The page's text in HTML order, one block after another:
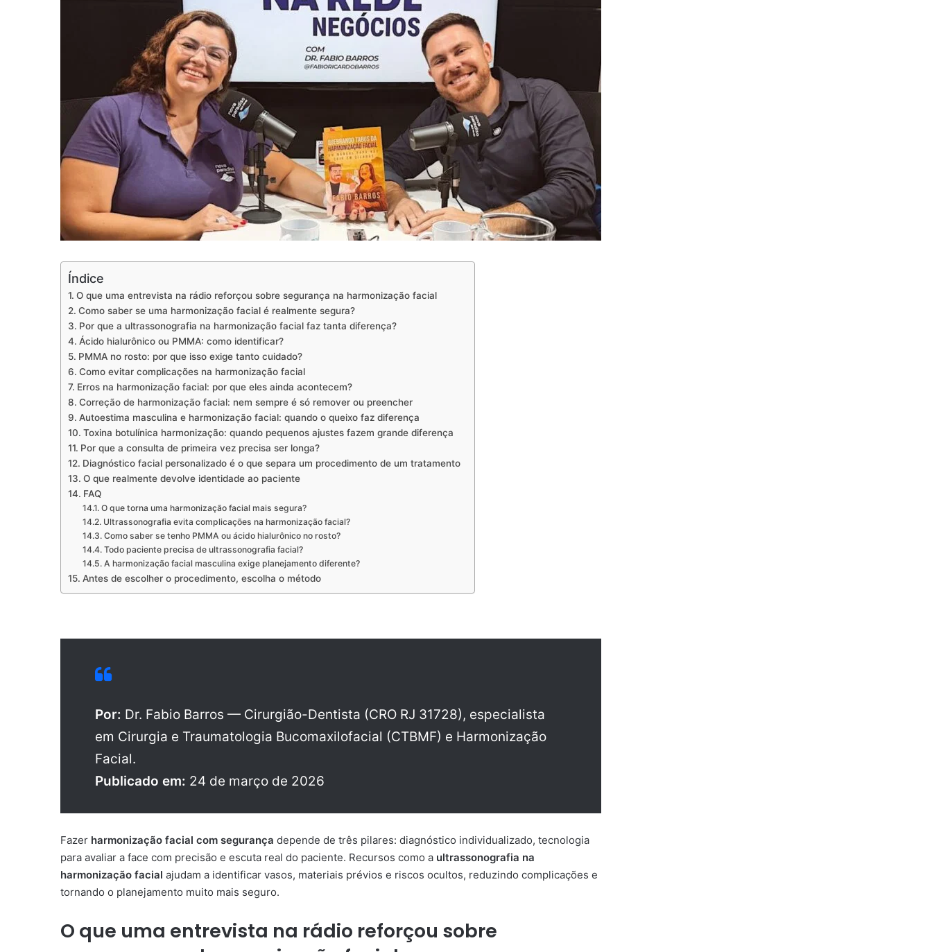
Índice
O que uma entrevista na rádio reforçou sobre segurança na harmonização facial
Como saber se uma harmonização facial é realmente segura?
Por que a ultrassonografia na harmonização facial faz tanta diferença?
Ácido hialurônico ou PMMA: como identificar?
PMMA no rosto: por que isso exige tanto cuidado?
Como evitar complicações na harmonização facial
Erros na harmonização facial: por que eles ainda acontecem?
Correção de harmonização facial: nem sempre é só remover ou preencher
Autoestima masculina e harmonização facial: quando o queixo faz diferença
Toxina botulínica harmonização: quando pequenos ajustes fazem grande diferença
Por que a consulta de primeira vez precisa ser longa?
Diagnóstico facial personalizado é o que separa um procedimento de um tratamento
O que realmente devolve identidade ao paciente
FAQ
O que torna uma harmonização facial mais segura?
Ultrassonografia evita complicações na harmonização facial?
Como saber se tenho PMMA ou ácido hialurônico no rosto?
Todo paciente precisa de ultrassonografia facial?
A harmonização facial masculina exige planejamento diferente?
Antes de escolher o procedimento, escolha o método
Por: Dr. Fabio Barros — Cirurgião-Dentista (CRO RJ 31728), especialista
em Cirurgia e Traumatologia Bucomaxilofacial (CTBMF) e Harmonização
Facial.
Publicado em: 24 de março de 2026
Fazer harmonização facial com segurança depende de três pilares: diagnóstico individualizado, tecnologia
para avaliar a face com precisão e escuta real do paciente. Recursos como a ultrassonografia na
harmonização facial ajudam a identificar vasos, materiais prévios e riscos ocultos, reduzindo complicações e
tornando o planejamento muito mais seguro.
O que uma entrevista na rádio reforçou sobre